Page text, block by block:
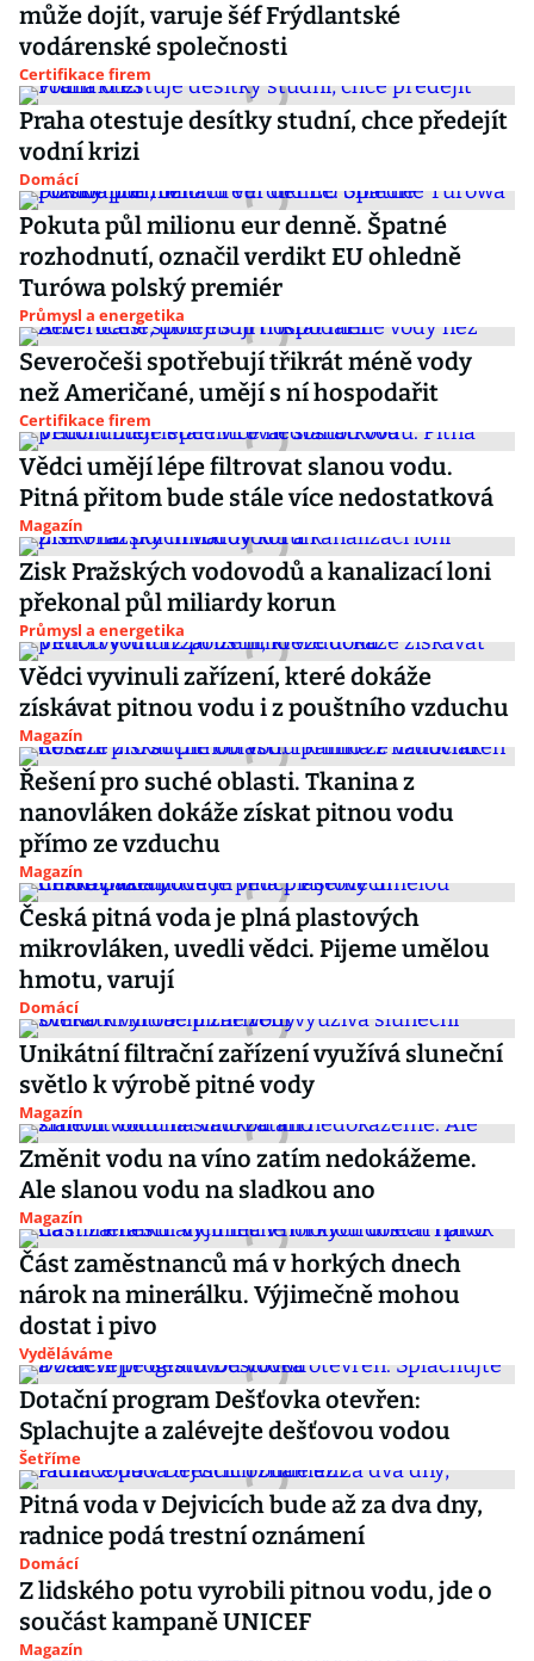
může dojít, varuje šéf Frýdlantské
vodárenské společnosti
Certifikace firem
Praha otestuje desítky studní, chce předejít
vodní krizi
Domácí
Pokuta půl milionu eur denně. Špatné
rozhodnutí, označil verdikt EU ohledně
Turówa polský premiér
Průmysl a energetika
Severočeši spotřebují třikrát méně vody
než Američané, umějí s ní hospodařit
Certifikace firem
Vědci umějí lépe filtrovat slanou vodu.
Pitná přitom bude stále více nedostatková
Magazín
Zisk Pražských vodovodů a kanalizací loni
překonal půl miliardy korun
Průmysl a energetika
Vědci vyvinuli zařízení, které dokáže
získávat pitnou vodu i z pouštního vzduchu
Magazín
Řešení pro suché oblasti. Tkanina z
nanovláken dokáže získat pitnou vodu
přímo ze vzduchu
Magazín
Česká pitná voda je plná plastových
mikrovláken, uvedli vědci. Pijeme umělou
hmotu, varují
Domácí
Unikátní filtrační zařízení využívá sluneční
světlo k výrobě pitné vody
Magazín
Změnit vodu na víno zatím nedokážeme.
Ale slanou vodu na sladkou ano
Magazín
Část zaměstnanců má v horkých dnech
nárok na minerálku. Výjimečně mohou
dostat i pivo
Vyděláváme
Dotační program Dešťovka otevřen:
Splachujte a zalévejte dešťovou vodou
Šetříme
Pitná voda v Dejvicích bude až za dva dny,
radnice podá trestní oznámení
Domácí
Z lidského potu vyrobili pitnou vodu, jde o
součást kampaně UNICEF
Magazín